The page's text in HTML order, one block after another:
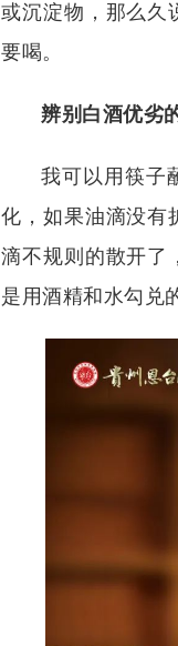
或沉淀物，那么久
要喝。
辨别白酒优劣
我可以用筷子
化，如果油滴没有
滴不规则的散开了
是用酒精和水勾兑